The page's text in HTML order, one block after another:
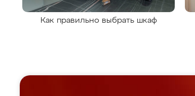
Как правильно выбрать шкаф